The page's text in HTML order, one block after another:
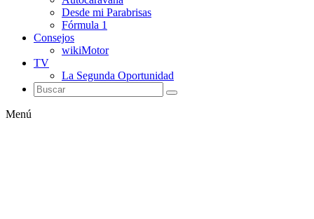
Desde mi Parabrisas
Fórmula 1
Consejos
wikiMotor
TV
La Segunda Oportunidad
Menú